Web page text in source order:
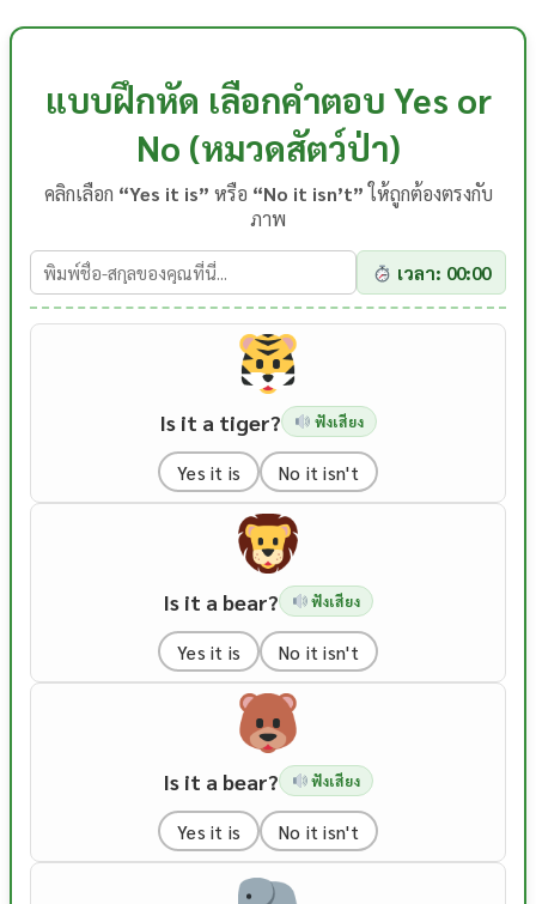
แบบฝึกหัด เลือกคำตอบ Yes or
No (หมวดสัตว์ป่า)
คลิกเลือก “Yes it is” หรือ “No it isn’t”ให้ถูกต้องตรงกับ
ภาพ
เวลา: 00:00
Is it a tiger? ฟังเสียง
Yes it is No it isn't
Is it a bear? ฟังเสียง
Yes it is No it isn't
Is it a bear? ฟังเสียง
Yes it is No it isn't